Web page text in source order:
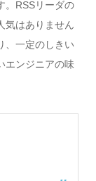
。RSSリーダの
気はありません
、一定のしきい
エンジニアの味